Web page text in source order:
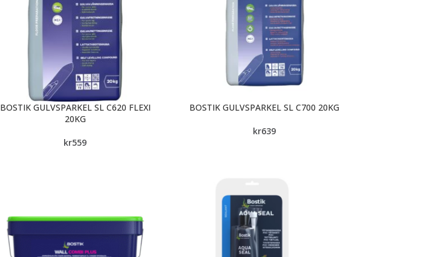
BOSTIK GULVSPARKEL SL C620 FLEXI
20KG
kr559
BOSTIK GULVSPARKEL SL C700 20KG
kr639